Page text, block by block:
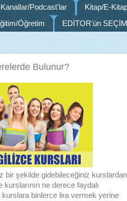
Kanallar/Podcast'lar Kitap/E-
Öğretim EDİTOR'ün
Bulunur?
bir şekilde gidebileceğiniz kurslardan
ne derece faydalı
kurslara binlerce lira vermek yerine